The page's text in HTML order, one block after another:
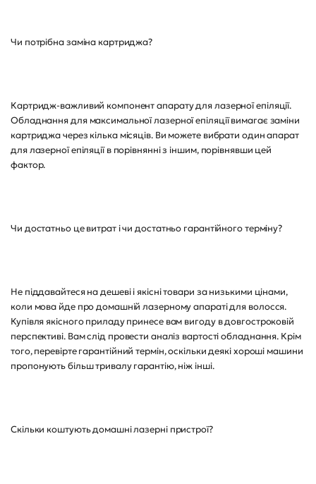
Чи потрібна заміна картриджа?
Картридж-важливий компонент апарату для лазерної епіляції.
Обладнання для максимальної лазерної епіляції вимагає заміни
картриджа через кілька місяців. Ви можете вибрати один апарат
для лазерної епіляції в порівнянні з іншим, порівнявши цей
фактор.
Чи достатньо це витрат і чи достатньо гарантійного терміну?
Не піддавайтеся на дешеві і якісні товари за низькими цінами,
коли мова йде про домашній лазерному апараті для волосся.
Купівля якісного приладу принесе вам вигоду в довгостроковій
перспективі. Вам слід провести аналіз вартості обладнання. Крім
того, перевірте гарантійний термін, оскільки деякі хороші машини
пропонують більш тривалу гарантію, ніж інші.
Скільки коштують домашні лазерні пристрої?